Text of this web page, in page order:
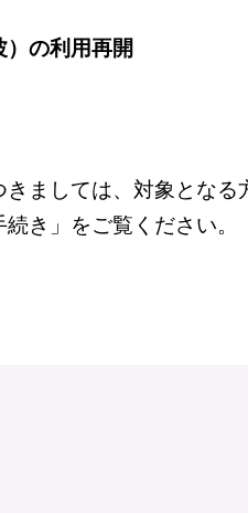
の利用再開
しては、対象となる
き」をご覧ください。